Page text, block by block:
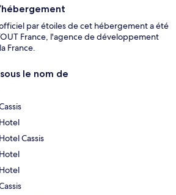
par étoiles de cet hébergement a été
France, l'agence de développement
France.
le nom de
Cassis